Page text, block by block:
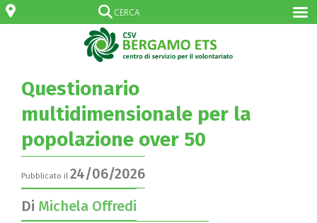
Questionario
multidimensionale per la
popolazione over 50
Pubblicato il 24/06/2026
Di Michela Offredi